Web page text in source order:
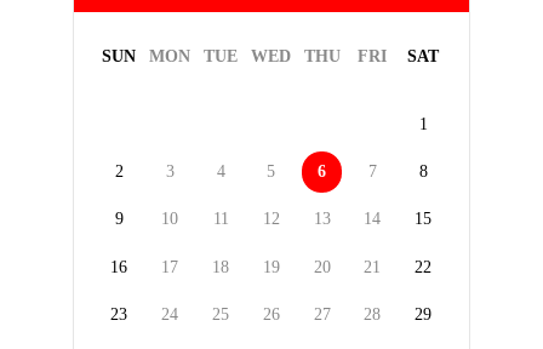
SUN MON TUE WED THU FRI SAT
1
2 3 4 5 6 7 8
9 10 11 12 13 14 15
16 17 18 19 20 21 22
23 24 25 26 27 28 29